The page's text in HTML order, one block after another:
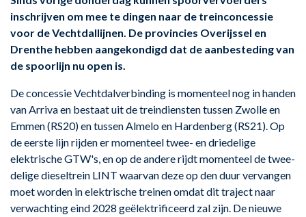
inschrijven om mee te dingen naar de treinconcessie
voor de Vechtdallijnen. De provincies Overijssel en
Drenthe hebben aangekondigd dat de aanbesteding van
de spoorlijn nu open is.
De concessie Vechtdalverbinding is momenteel nog in handen
van Arriva en bestaat uit de treindiensten tussen Zwolle en
Emmen (RS20) en tussen Almelo en Hardenberg (RS21). Op
de eerste lijn rijden er momenteel twee- en driedelige
elektrische GTW's, en op de andere rijdt momenteel de twee-
delige dieseltrein LINT waarvan deze op den duur vervangen
moet worden in elektrische treinen omdat dit traject naar
verwachting eind 2028 geëlektrificeerd zal zijn. De nieuwe